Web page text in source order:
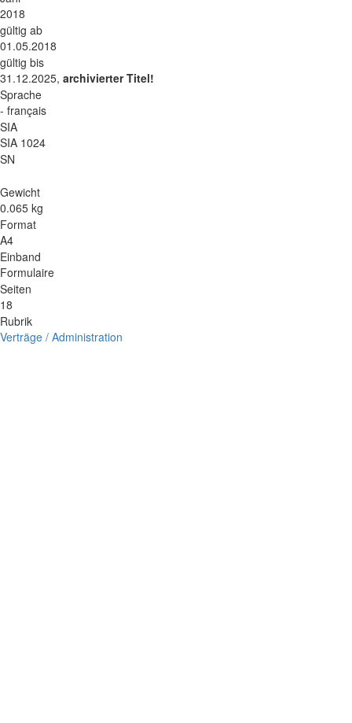
2018
gültig ab
01.05.2018
gültig bis
31.12.2025, archivierter Titel!
Sprache
- français
SIA
SIA 1024
SN
Gewicht
0.065 kg
Format
A4
Einband
Formulaire
Seiten
18
Rubrik
Verträge / Administration